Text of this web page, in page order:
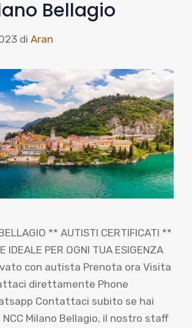
Bellagio
di Aran
** AUTISTI CERTIFICATI **
IDEALE PER OGNI TUA ESIGENZA
con autista Prenota ora Visita
direttamente Phone
Contattaci subito se hai
NCC Milano Bellagio, il nostro staff